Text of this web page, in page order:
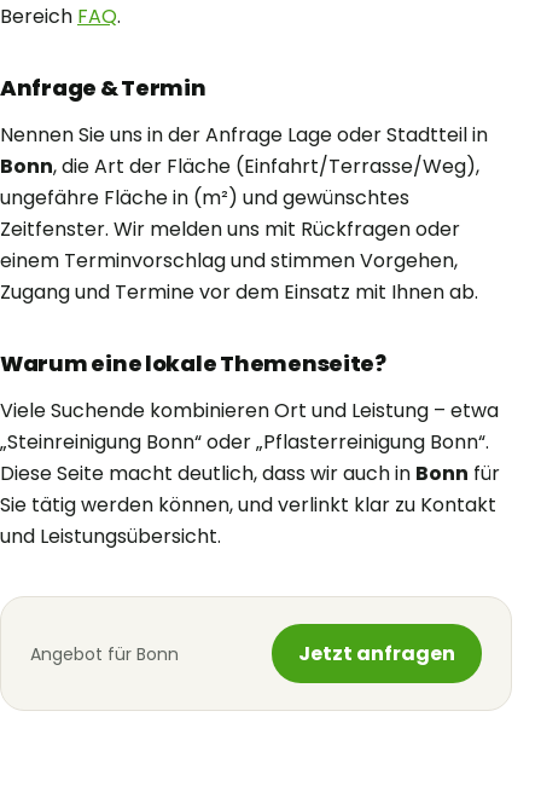
Bereich FAQ.
Anfrage & Termin
Nennen Sie uns in der Anfrage Lage oder Stadtteil in
Bonn, die Art der Fläche (Einfahrt/Terrasse/Weg),
ungefähre Fläche in (m²) und gewünschtes
Zeitfenster. Wir melden uns mit Rückfragen oder
einem Terminvorschlag und stimmen Vorgehen,
Zugang und Termine vor dem Einsatz mit Ihnen ab.
Warum eine lokale Themenseite?
Viele Suchende kombinieren Ort und Leistung – etwa
„Steinreinigung Bonn“ oder „Pflasterreinigung Bonn“.
Diese Seite macht deutlich, dass wir auch in Bonn für
Sie tätig werden können, und verlinkt klar zu Kontakt
und Leistungsübersicht.
Angebot für Bonn Jetzt anfragen